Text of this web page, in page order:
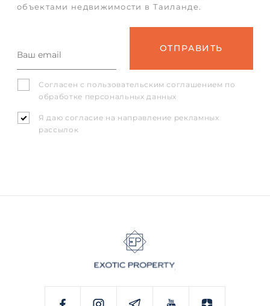
объектами недвижимости в Таиланде.
Согласен с пользовательским соглашением по
обработке персональных данных
Я даю согласие на направление рекламных
рассылок